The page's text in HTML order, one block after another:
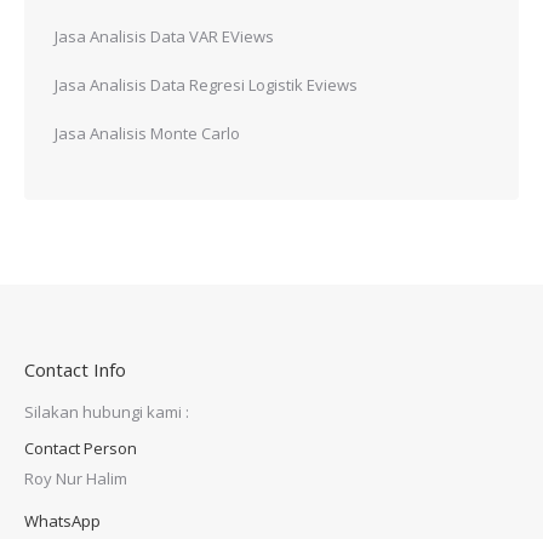
Jasa Analisis Data VAR EViews
Jasa Analisis Data Regresi Logistik Eviews
Jasa Analisis Monte Carlo
Contact Info
Silakan hubungi kami :
Contact Person
Roy Nur Halim
WhatsApp